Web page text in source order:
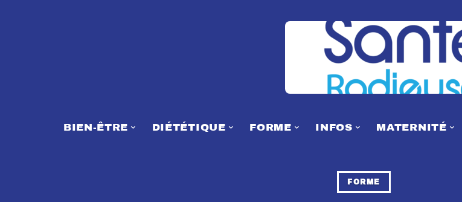
BIEN-ÊTRE DIÉTÉTIQUE FORME INFOS MATERNITÉ
FORME